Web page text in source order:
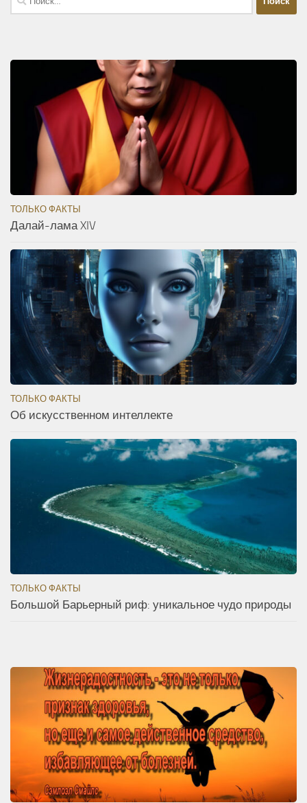
ТОЛЬКО ФАКТЫ
Далай-лама XIV
ТОЛЬКО ФАКТЫ
Об искусственном интеллекте
ТОЛЬКО ФАКТЫ
Большой Барьерный риф: уникальное чудо природы